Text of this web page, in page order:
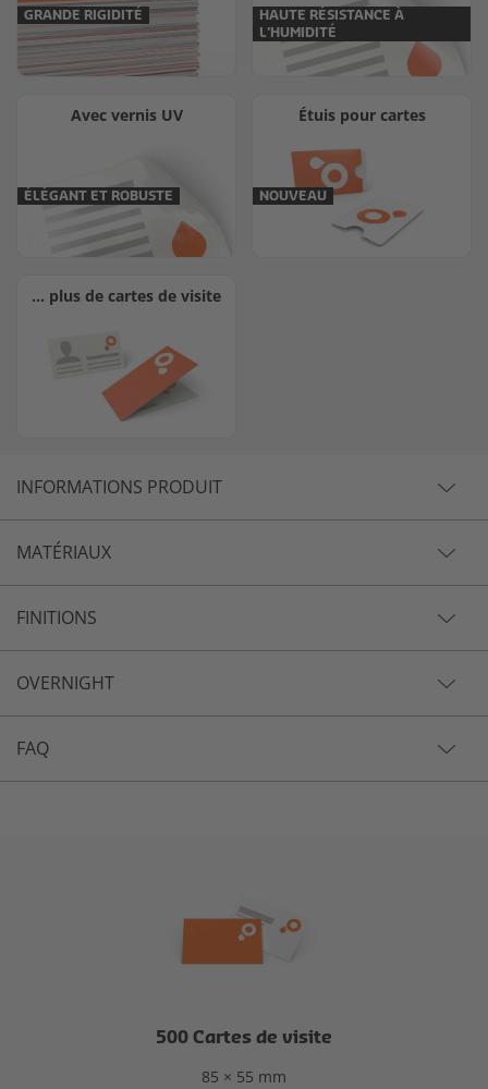
GRANDE RIGIDITÉ
HAUTE RÉSISTANCE À
L'HUMIDITÉ
Avec vernis UV
ÉLÉGANT ET ROBUSTE
Étuis pour cartes
NOUVEAU
… plus de cartes de visite
INFORMATIONS PRODUIT
MATÉRIAUX
FINITIONS
OVERNIGHT
FAQ
500 Cartes de visite
85 × 55 mm